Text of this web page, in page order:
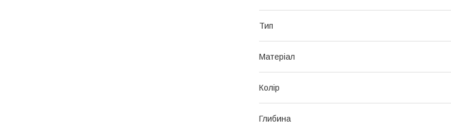
Тип
Матеріал
Колір
Глибина